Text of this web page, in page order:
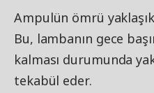
Ampulün ömrü
Bu, lambanın gece
kalması durumunda
tekabül eder.